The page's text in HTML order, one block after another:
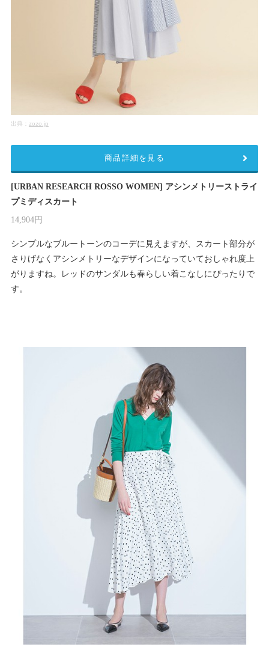
出典： zozo.jp
[URBAN RESEARCH ROSSO WOMEN] アシンメトリーストライ
プミディスカート
14,904円
シンプルなブルートーンのコーデに見えますが、スカート部分が
さりげなくアシンメトリーなデザインになっていておしゃれ度上
がりますね。レッドのサンダルも春らしい着こなしにぴったりで
す。
商品詳細を見る